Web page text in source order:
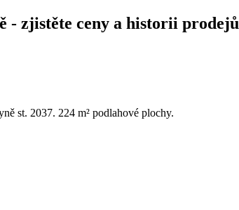
- zjistěte ceny a historii prodejů
st. 2037. 224 m² podlahové plochy.